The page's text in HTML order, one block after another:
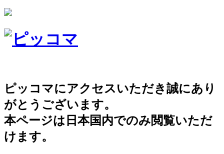
ピッコマにアクセスいただき誠にあり
がとうございます。
本ページは日本国内でのみ閲覧いただ
けます。